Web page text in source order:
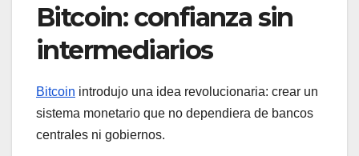
Bitcoin: confianza sin
intermediarios
Bitcoin introdujo una idea revolucionaria: crear un
sistema monetario que no dependiera de bancos
centrales ni gobiernos.